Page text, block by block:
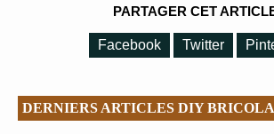
PARTAGER CET
Facebook Twitter
DERNIERS ARTICLES DIY